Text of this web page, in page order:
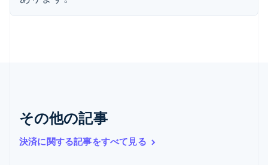
その他の記事
決済に関する記事をすべて見る
オランダ
NederlandsEnglish
EnglishItaliano
ジブラルタル
English
シンガポール